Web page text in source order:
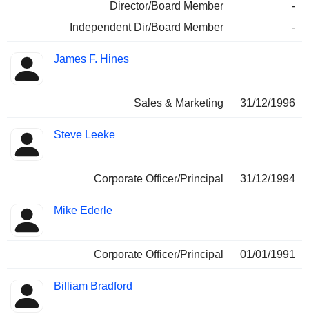
Director/Board Member
-
Independent Dir/Board Member
-
James F. Hines
Sales & Marketing 31/12/1996
Steve Leeke
Corporate Officer/Principal 31/12/1994
Mike Ederle
Corporate Officer/Principal 01/01/1991
Billiam Bradford